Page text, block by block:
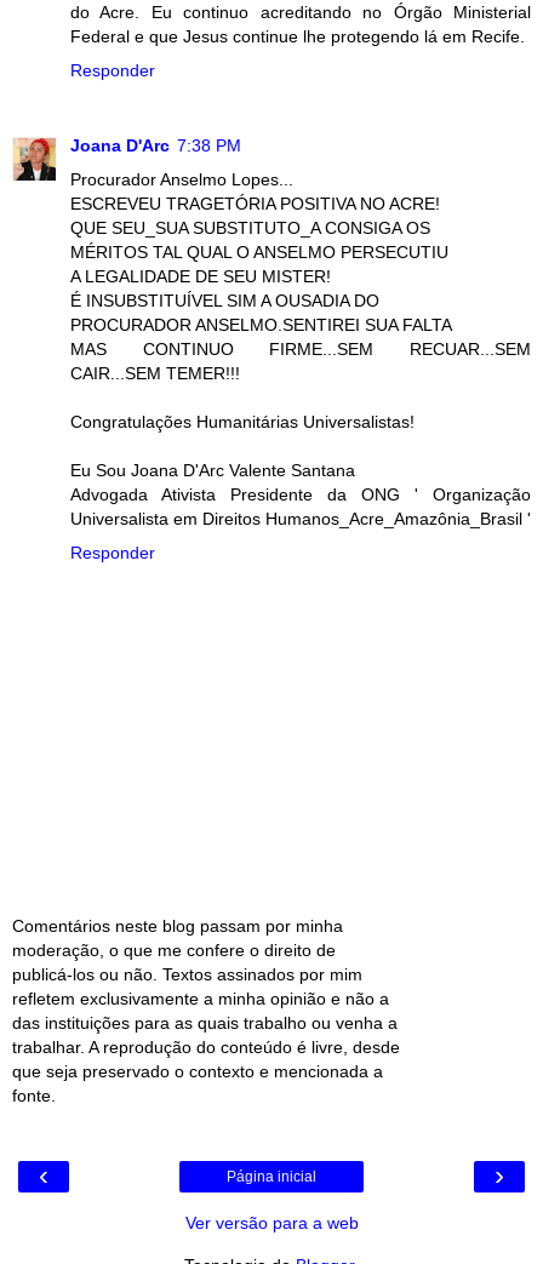
do Acre. Eu continuo acreditando no Órgão Ministerial
Federal e que Jesus continue lhe protegendo lá em Recife.
Responder
Joana D'Arc 7:38 PM
Procurador Anselmo Lopes...
ESCREVEU TRAGETÓRIA POSITIVA NO ACRE!
QUE SEU_SUA SUBSTITUTO_A CONSIGA OS
MÉRITOS TAL QUAL O ANSELMO PERSECUTIU
A LEGALIDADE DE SEU MISTER!
É INSUBSTITUÍVEL SIM A OUSADIA DO
PROCURADOR ANSELMO.SENTIREI SUA FALTA
MAS CONTINUO FIRME...SEM RECUAR...SEM
CAIR...SEM TEMER!!!
Congratulações Humanitárias Universalistas!
Eu Sou Joana D'Arc Valente Santana
Advogada Ativista Presidente da ONG ' Organização
Universalista em Direitos Humanos_Acre_Amazônia_Brasil '
Responder
Comentários neste blog passam por minha
moderação, o que me confere o direito de
publicá-los ou não. Textos assinados por mim
refletem exclusivamente a minha opinião e não a
das instituições para as quais trabalho ou venha a
trabalhar. A reprodução do conteúdo é livre, desde
que seja preservado o contexto e mencionada a
fonte.
‹ ›
Página inicial
Ver versão para a web